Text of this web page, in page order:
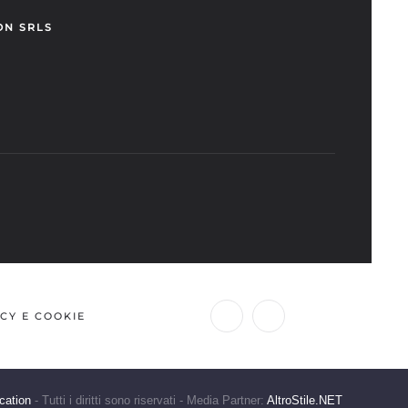
SRLS
E COOKIE
- Tutti i diritti sono riservati - Media Partner: AltroStile.NET